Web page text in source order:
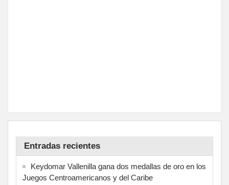
Entradas recientes
Keydomar Vallenilla gana dos medallas de oro en los
Juegos Centroamericanos y del Caribe